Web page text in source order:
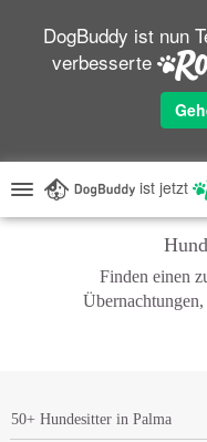
DogBuddy ist nun
verbesserte
ist jetzt
Finden einen
50+ Hundesitter in Palma